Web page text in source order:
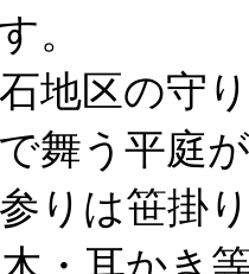
。
地区の守
舞う平庭が
りは笹掛